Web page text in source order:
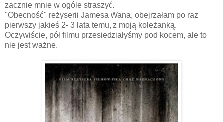
zacznie mnie w ogóle straszyć.
"Obecność" reżyserii Jamesa Wana, obejrzałam po raz
pierwszy jakieś 2- 3 lata temu, z moją koleżanką.
Oczywiście, pół filmu przesiedziałyśmy pod kocem, ale to
nie jest ważne.